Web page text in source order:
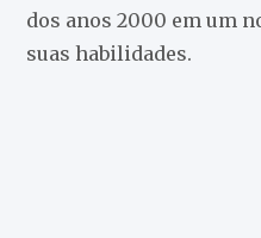
dos anos 2000 em um
suas habilidades.